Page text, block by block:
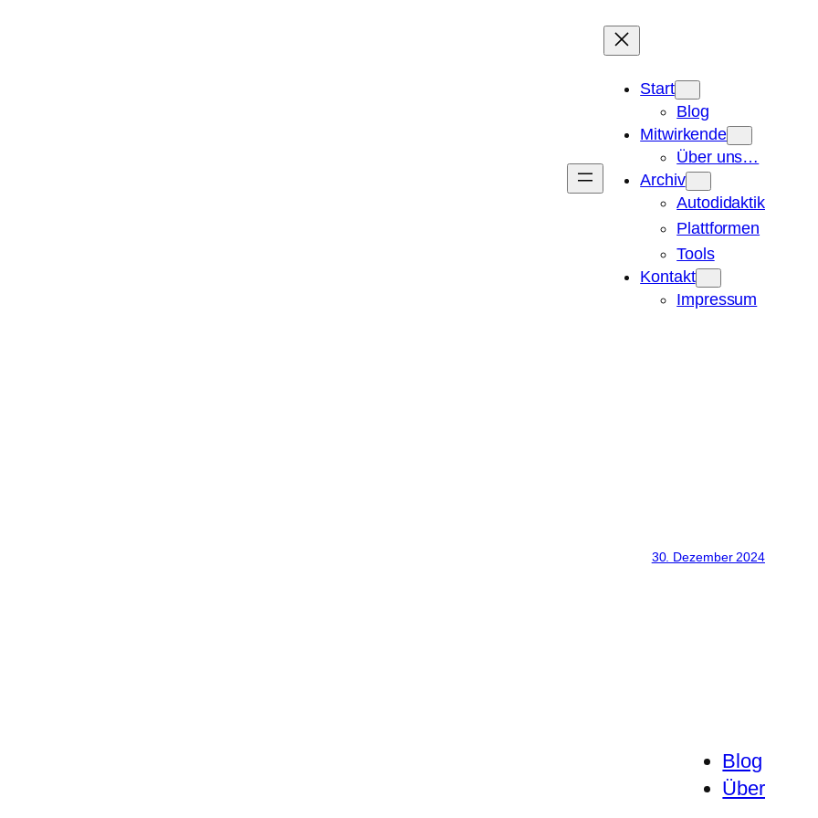
Start
Blog
Mitwirkende
Über uns…
Archiv
Autodidaktik
Plattformen
Tools
Kontakt
Impressum
30. Dezember 2024
Blog
Über